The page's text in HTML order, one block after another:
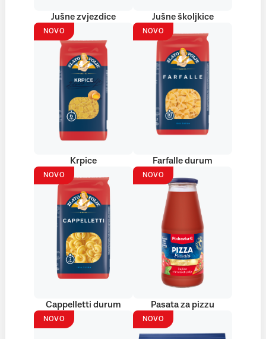
Jušne zvjezdice Jušne školjkice
NOVO
Krpice
NOVO
Farfalle durum
NOVO
Cappelletti durum
NOVO
Pasata za pizzu
NOVO NOVO